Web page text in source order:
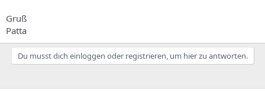
Gruß
Patta
Du musst dich einloggen oder registrieren, um hier zu antworten.